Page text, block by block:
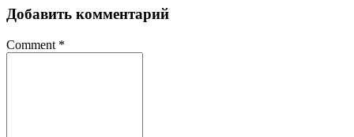
Добавить комментарий
Comment *